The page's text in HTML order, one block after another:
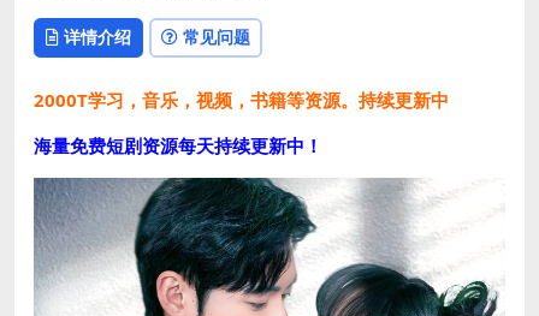
详情介绍 常见问题
2000T学习，音乐，视频，书籍等资源。持续更新中
海量免费短剧资源每天持续更新中！